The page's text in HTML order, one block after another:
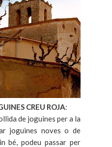
CREU ROJA:
de joguines per a la
joguines noves o de
bé, podeu passar per